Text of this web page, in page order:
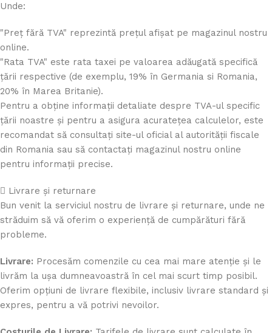
Unde:
"Preț fără TVA" reprezintă prețul afișat pe magazinul nostru
online.
"Rata TVA" este rata taxei pe valoarea adăugată specifică
țării respective (de exemplu, 19% în Germania si Romania,
20% în Marea Britanie).
Pentru a obține informații detaliate despre TVA-ul specific
țării noastre și pentru a asigura acuratețea calculelor, este
recomandat să consultați site-ul oficial al autorității fiscale
din Romania sau să contactați magazinul nostru online
pentru informații precise.
Livrare și returnare
Bun venit la serviciul nostru de livrare și returnare, unde ne
străduim să vă oferim o experiență de cumpărături fără
probleme.
Livrare: Procesăm comenzile cu cea mai mare atenție și le
livrăm la ușa dumneavoastră în cel mai scurt timp posibil.
Oferim opțiuni de livrare flexibile, inclusiv livrare standard și
expres, pentru a vă potrivi nevoilor.